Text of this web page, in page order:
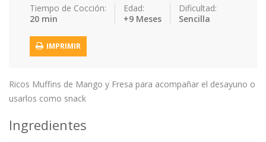
Acceso / Registro
Tiempo de Cocción:
20 min
Edad:
+9 Meses
Dificultad:
Sencilla
IMPRIMIR
Ricos Muffins de Mango y Fresa para acompañar el desayuno o
usarlos como snack
Ingredientes